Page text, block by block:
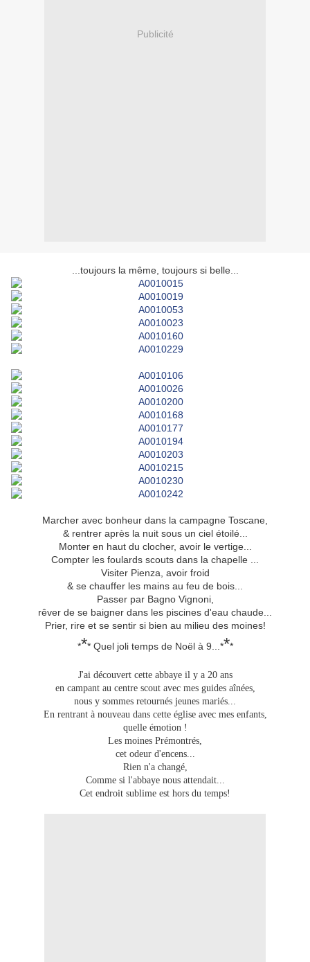
Publicité
...toujours la même, toujours si belle...
Marcher avec bonheur dans la campagne Toscane,
& rentrer après la nuit sous un ciel étoilé...
Monter en haut du clocher, avoir le vertige...
Compter les foulards scouts dans la chapelle ...
Visiter Pienza, avoir froid
& se chauffer les mains au feu de bois...
Passer par Bagno Vignoni,
rêver de se baigner dans les piscines d'eau chaude...
Prier, rire et se sentir si bien au milieu des moines!
*** Quel joli temps de Noël à 9...***
J'ai découvert cette abbaye il y a 20 ans
en campant au centre scout avec mes guides aînées,
nous y sommes retournés jeunes mariés...
En rentrant à nouveau dans cette église avec mes enfants,
quelle émotion !
Les moines Prémontrés,
cet odeur d'encens...
Rien n'a changé,
Comme si l'abbaye nous attendait...
Cet endroit sublime est hors du temps!